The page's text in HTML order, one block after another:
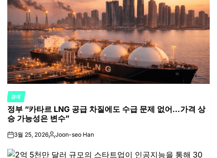
POSTED
IN
경제
정부 “카타르 LNG 공급 차질에도 수급 문제 없어…가격 상
승 가능성은 변수”
on3월 25, 2026Posted
Joon-seo Han